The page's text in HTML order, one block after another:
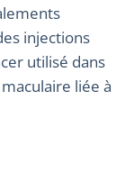
injections
utilisé dans
liée à